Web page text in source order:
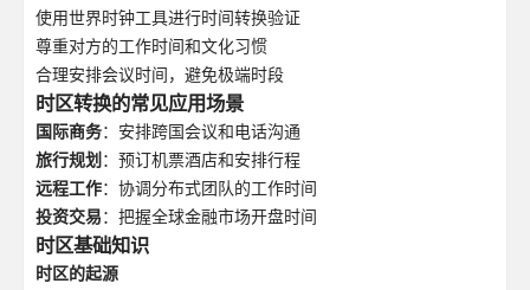
使用世界时钟工具进行时间转换验证
尊重对方的工作时间和文化习惯
合理安排会议时间，避免极端时段
时区转换的常见应用场景
国际商务：安排跨国会议和电话沟通
旅行规划 ：预订机票酒店和安排行程
远程工作：协调分布式团队的工作时间
投资交易：把握全球金融市场开盘时间
时区基础知识
时区的起源